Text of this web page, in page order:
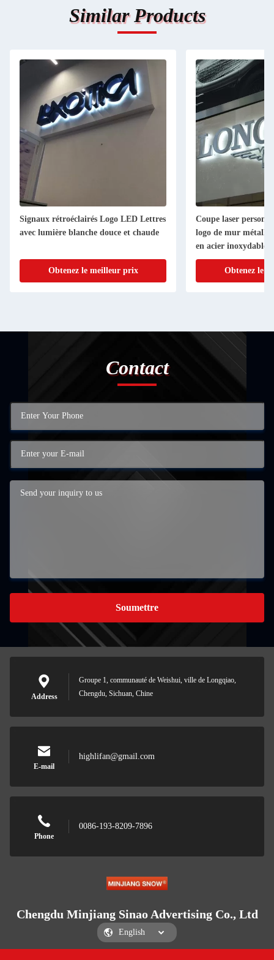
Similar Products
Signaux rétroéclairés Logo LED Lettres
avec lumière blanche douce et chaude
Obtenez le meilleur prix
Coupe laser
logo de mur
en acier inoxydable
Obtenez le
Contact
Soumettre
Address
Groupe 1, communauté de Weishui, ville de Longqiao,
Chengdu, Sichuan, Chine
E-mail
highlifan@gmail.com
Phone
0086-193-8209-7896
Chengdu Minjiang Sinao Advertising Co., Ltd